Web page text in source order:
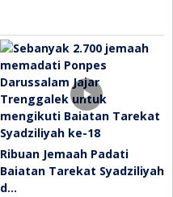
Ribuan Jemaah Padati
Baiatan Tarekat Syadziliyah
d…